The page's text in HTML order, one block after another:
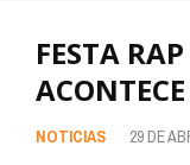
FESTA
NOTICIAS 29 DE